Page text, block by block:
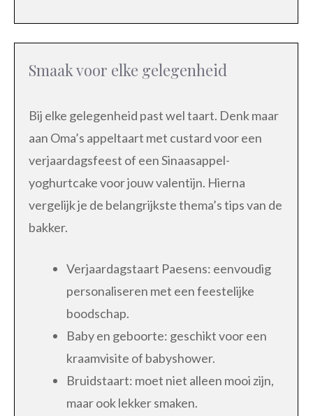
Smaak voor elke gelegenheid
Bij elke gelegenheid past wel taart. Denk maar
aan Oma’s appeltaart met custard voor een
verjaardagsfeest of een Sinaasappel-
yoghurtcake voor jouw valentijn. Hierna
vergelijk je de belangrijkste thema’s tips van de
bakker.
Verjaardagstaart Paesens: eenvoudig
personaliseren met een feestelijke
boodschap.
Baby en geboorte: geschikt voor een
kraamvisite of babyshower.
Bruidstaart: moet niet alleen mooi zijn,
maar ook lekker smaken.